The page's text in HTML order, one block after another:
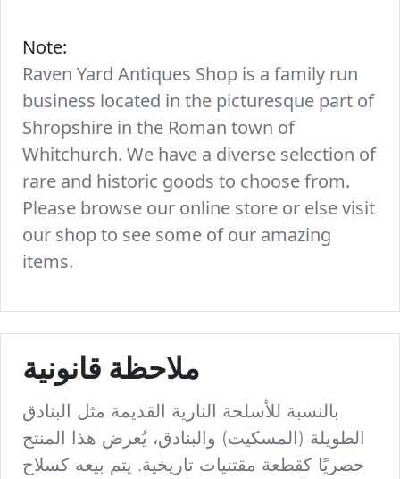
Note:
Raven Yard Antiques Shop is a family run
business located in the picturesque part of
Shropshire in the Roman town of
Whitchurch. We have a diverse selection of
rare and historic goods to choose from.
Please browse our online store or else visit
our shop to see some of our amazing
items.
ملاحظة قانونية
بالنسبة للأسلحة النارية القديمة مثل البنادق
الطويلة (المسكيت) والبنادق، يُعرض هذا المنتج
حصريًا كقطعة مقتنيات تاريخية. يتم بيعه كسلاح